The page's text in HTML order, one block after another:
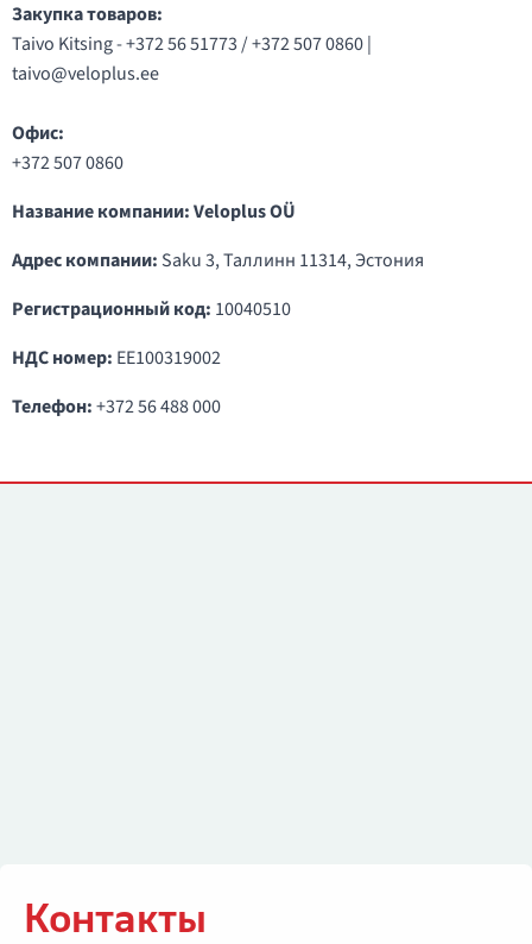
Закупка товаров:
Taivo Kitsing - +372 56 51773 / +372 507 0860 |
taivo@veloplus.ee
Офис:
+372 507 0860
Название компании: Veloplus OÜ
Адрес компании: Saku 3, Таллинн 11314, Эстония
Регистрационный код: 10040510
НДС номер: EE100319002
Телефон:+372 56 488 000
Контакты